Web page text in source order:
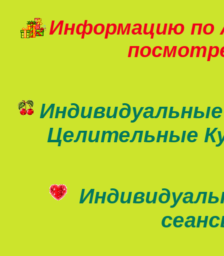
Информацию по
Целительные